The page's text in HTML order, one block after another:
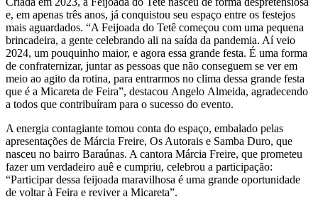
e, em apenas três anos, já conquistou seu espaço entre os festejos
mais aguardados. “A Feijoada do Tetê começou com uma pequena
brincadeira, a gente celebrando ali na saída da pandemia. Aí veio
2024, um pouquinho maior, e agora essa grande festa. É uma forma
de confraternizar, juntar as pessoas que não conseguem se ver em
meio ao agito da rotina, para entrarmos no clima dessa grande festa
que é a Micareta de Feira”, destacou Angelo Almeida, agradecendo
a todos que contribuíram para o sucesso do evento.
A energia contagiante tomou conta do espaço, embalado pelas
apresentações de Márcia Freire, Os Autorais e Samba Duro, que
nasceu no bairro Baraúnas. A cantora Márcia Freire, que prometeu
fazer um verdadeiro auê e cumpriu, celebrou a participação:
“Participar dessa feijoada maravilhosa é uma grande oportunidade
de voltar à Feira e reviver a Micareta”.